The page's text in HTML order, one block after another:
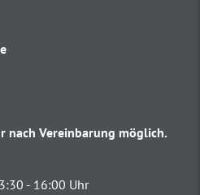
nach Vereinbarung möglich.
- 16:00 Uhr